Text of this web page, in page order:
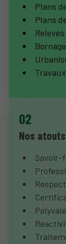
Plans
Plans
Bornage
Nos atouts
Savoir-